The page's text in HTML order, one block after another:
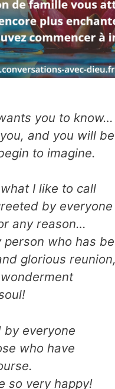
you to know…
and you will be
to imagine.
I like to call
by everyone
any reason…
who has
glorious reunion,
by everyone
who have
so very happy!